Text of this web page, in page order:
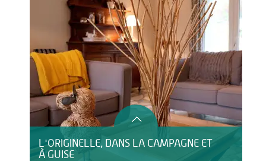
L'ORIGINELLE, DANS LA CAMPAGNE ET
À GUISE